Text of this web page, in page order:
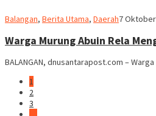
Balangan, Berita Utama, DaerahM.
7
Warga Murung Abuin Rela
BALANGAN, dnusantarapost.com –
1
2
3